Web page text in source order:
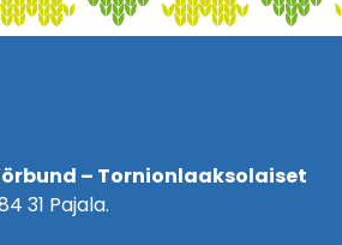
– Tornionlaaksolaiset
31 Pajala.